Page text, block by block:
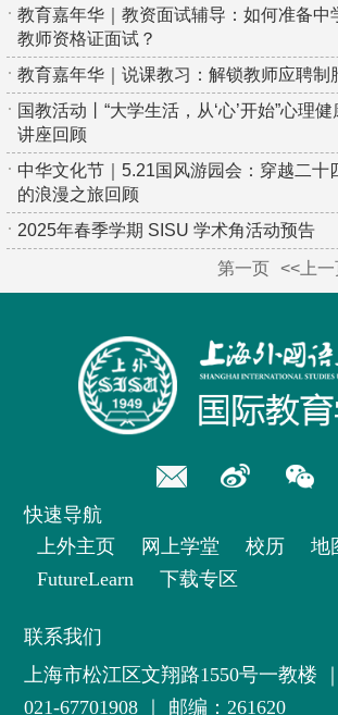
教育嘉年华｜教资面试辅导：如何准备中
教师资格证面试？
教育嘉年华｜说课教习：解锁教师应聘制
国教活动丨“大学生活，从‘心’开始”心理
讲座回顾
中华文化节｜5.21国风游园会：穿越二十
的浪漫之旅回顾
2025年春季学期 SISU 学术角活动预告
第一页 <<上一
快速导航
上外主页
网上学堂 校历 地
FutureLearn
下载专区
联系我们
上海市松江区文翔路1550号一教楼 ｜
021-67701908 ｜ 邮编：261620